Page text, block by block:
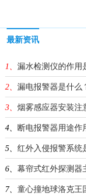
最新资讯
1、 漏水检测仪的作用
2、 漏电报警器是什么
3、 烟雾感应器安装注
4、 断电报警器用途作
5、 红外入侵报警系统
6、 幕帘式红外探测器主要
7、 童心撞地球洛克王国圣